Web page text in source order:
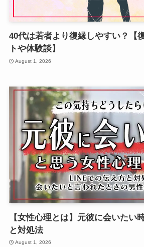
40代は若者より復縁しやすい？【
トや体験談】
August 1, 2026
【女性心理とは】元彼に会いたい
と対処法
August 1, 2026